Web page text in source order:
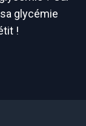
glycémie
!